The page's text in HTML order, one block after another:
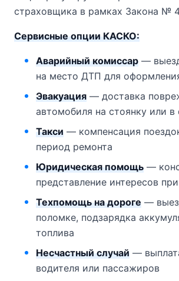
страховщика в рамках Закона №
Сервисные опции КАСКО:
Аварийный комиссар—
на место ДТП для
Эвакуация— доставка
автомобиля на стоянку или в
Такси— компенсация
период ремонта
Юридическая помощь—
представление интересов
Техпомощь на дороге—
поломке, подзарядка
топлива
Несчастный случай—
водителя или пассажиров